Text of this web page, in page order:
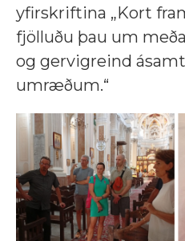
yfirskriftina „Kort
fjölluðu þau um
og gervigreind
umræðum.“